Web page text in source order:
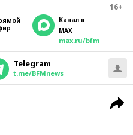
16+
Канал в
MAX
max.ru/bfm
Telegram
t.me/BFMnews